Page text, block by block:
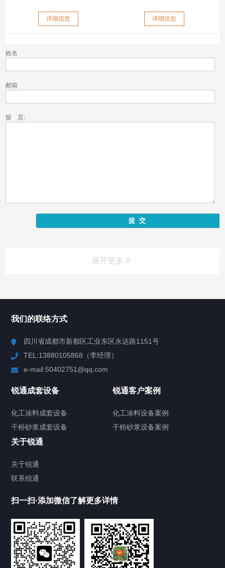
详细信息 详细信息
姓名
邮箱
留 言:
展开更多
混合机
输送机
化工涂料设备
其他配套设备
我们的联络方式
四川省成都市新都区工业东区永达路1151号
TEL:13880105868（李经理）
e-mail:50402751@qq.com
锐通成套设备
化工涂料成套设备
干粉砂浆成套设备
锐通客户案例
化工涂料设备案例
干粉砂浆设备案例
关于锐通
关于锐通
联系锐通
扫一扫·添加微信了解更多详情